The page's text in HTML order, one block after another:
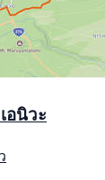
อนิวะ